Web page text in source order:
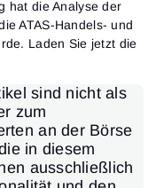
hat die Analyse der
ATAS-Handels- und
Laden Sie jetzt die
sind nicht als
zum
an der Börse
in diesem
ausschließlich